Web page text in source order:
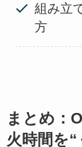
組み立
方
まとめ：
火時間を